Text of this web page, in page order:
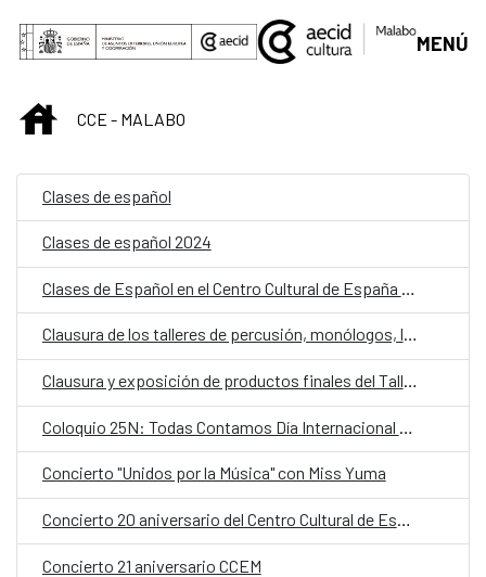
Skip to Main Content
MENÚ
INICIOCCE - MALABO
Clases de español
Clases de español 2024
Clausura de los talleres de percusión, monólogos, lengua de signos y edición gráficos
Clausura y exposición de productos finales del Taller ecológico de residuos plásticos.
Concierto "Unidos por la Música" con Miss Yuma
Concierto 20 aniversario del Centro Cultural de España en Malabo
Concierto 21 aniversario CCEM